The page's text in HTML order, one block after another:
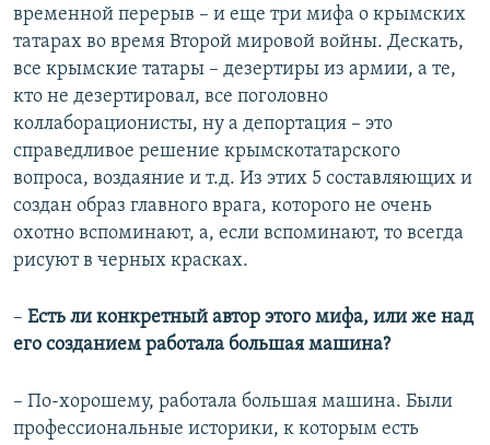
временной перерыв – и еще три мифа о крымских
татарах во время Второй мировой войны. Дескать,
все крымские татары – дезертиры из армии, а те,
кто не дезертировал, все поголовно
коллаборационисты, ну а депортация – это
справедливое решение крымскотатарского
вопроса, воздаяние и т.д. Из этих 5 составляющих и
создан образ главного врага, которого не очень
охотно вспоминают, а, если вспоминают, то всегда
рисуют в черных красках.
– Есть ли конкретный автор этого мифа, или же над
его созданием работала большая машина?
– По-хорошему, работала большая машина. Были
профессиональные историки, к которым есть